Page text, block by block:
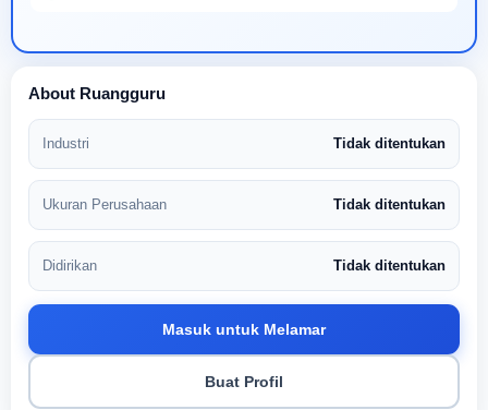
About Ruangguru
Industri Tidak ditentukan
Ukuran Perusahaan Tidak ditentukan
Didirikan Tidak ditentukan
Masuk untuk Melamar
Buat Profil